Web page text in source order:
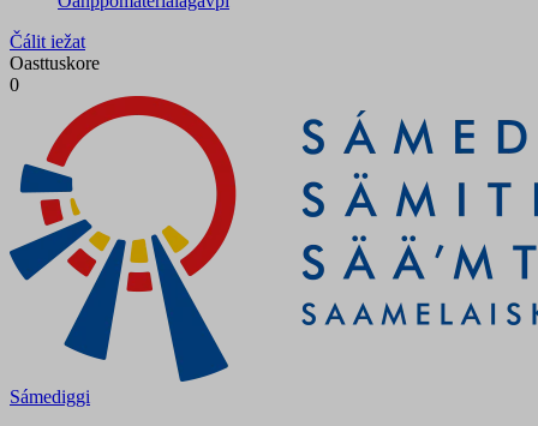
Čálit iežat
Oasttuskore
0
Sámediggi